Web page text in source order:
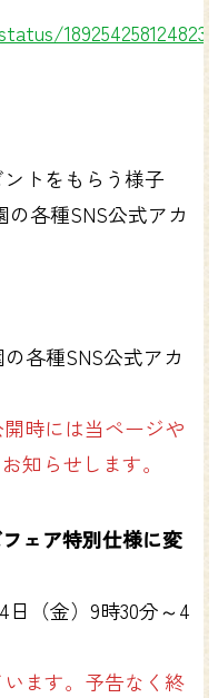
トをもらう様子
各種SNS公式アカ
各種SNS公式アカ
時には当ページや
知らせします。
ェア特別仕様に変
（金）9時30分～4
ます。予告なく終